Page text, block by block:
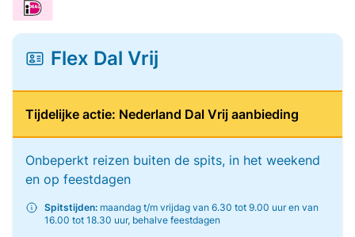
Flex Dal Vrij
Tijdelijke actie: Nederland Dal Vrij aanbieding
Onbeperkt reizen buiten de spits, in het weekend
en op feestdagen
Spitstijden: maandag t/m vrijdag van 6.30 tot 9.00 uur en van
16.00 tot 18.30 uur, behalve feestdagen